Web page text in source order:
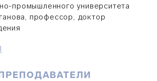
промышленного университета
профессор, доктор